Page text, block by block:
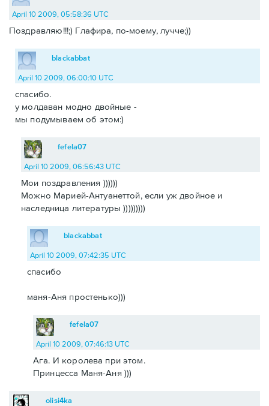
April 10 2009, 05:58:36 UTC
Поздравляю!!!;) Глафира, по-моему, лучче;))
blackabbat
April 10 2009, 06:00:10 UTC
спасибо.
у молдаван модно двойные -
мы подумываем об этом:)
fefela07
April 10 2009, 06:56:43 UTC
Мои поздравления ))))))
Можно Марией-Антуанеттой, если уж двойное и
наследница литературы )))))))))
blackabbat
April 10 2009, 07:42:35 UTC
спасибо
маня-Аня простенько)))
fefela07
April 10 2009, 07:46:13 UTC
Ага. И королева при этом.
Принцесса Маня-Аня )))
olisi4ka